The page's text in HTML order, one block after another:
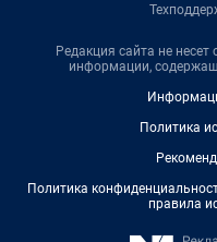
Редакция сайта не несет
информации,
Политика
Политика
правила